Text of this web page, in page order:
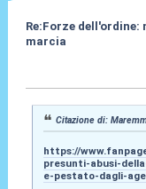
Re:Forze dell'ordine:
marcia
Citazione di:
https://
presunti-abusi-
e-pestato-dagli-